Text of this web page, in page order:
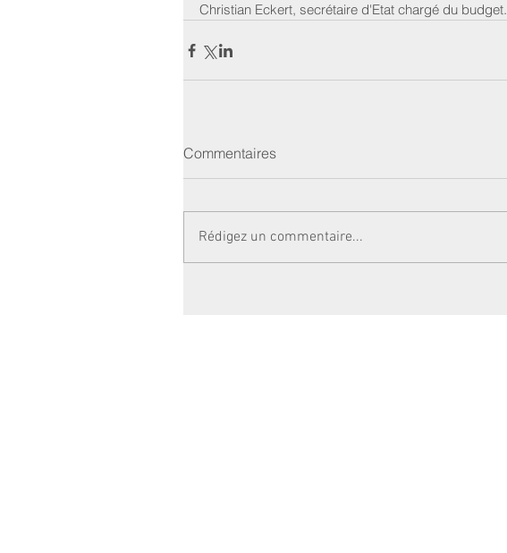
Christian Eckert, secrétaire d'Etat chargé du budget.
Commentaires
Rédigez un commentaire...